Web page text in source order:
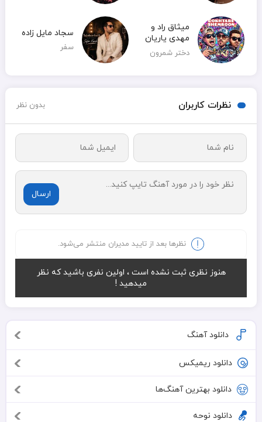
میثاق راد و
مهدی یاریان
دختر شمرون
سجاد مایل زاده
سفر
نظرات کاربران بدون نظر
ارسال
نظرها بعد از تایید مدیران منتشر می‌شود.
هنوز نظری ثبت نشده است ، اولین نفری باشید که نظر
میدهید !
دانلود آهنگ
دانلود ریمیکس
دانلود بهترین آهنگ‌ها
دانلود نوحه